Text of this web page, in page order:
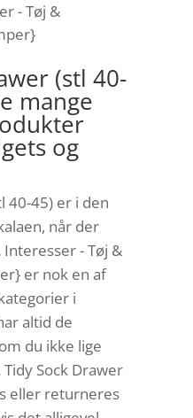
- Tøj &
(stl 40-
mange
og
40-45) er i den
når der
- Tøj &
er nok en af
i
altid de
du ikke lige
Sock Drawer
eller returneres